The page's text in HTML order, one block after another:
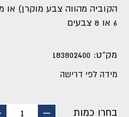
הקוביה מהווה צבע מוקרן) או
6 או 8 צבעים
מק"ט: 183802400
מידה לפי דרישה
בחרו כמות
החסר
1